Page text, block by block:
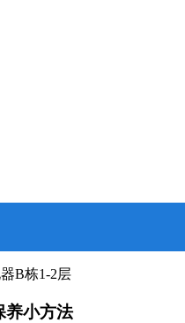
B栋1-2层
养小方法